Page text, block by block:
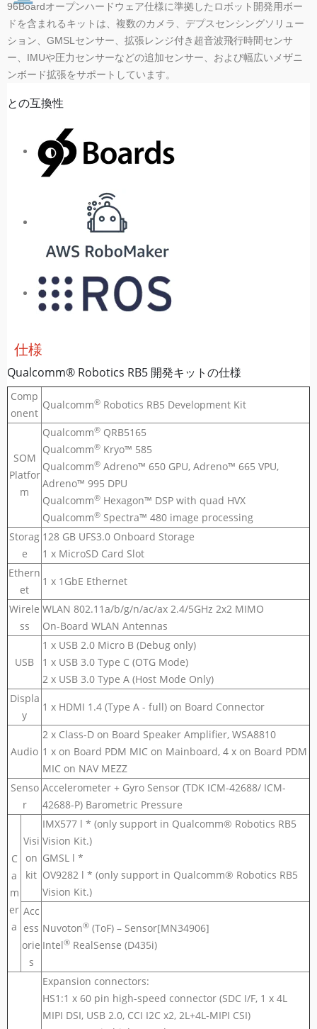
96Boardオープンハードウェア仕様に準拠したロボット開発用ボー
ドを含まれるキットは、複数のカメラ、デプスセンシングソリュー
ション、GMSLセンサー、拡張レンジ付き超音波飛行時間センサ
ー、IMUや圧力センサーなどの追加センサー、および幅広いメザニ
ンボード拡張をサポートしています。
との互換性
仕様
Qualcomm® Robotics RB5 開発キットの仕様
Comp
onent
Qualcomm® Robotics RB5 Development Kit
SOM
Platfor
m
Qualcomm® QRB5165
Qualcomm® Kryo™ 585
Qualcomm® Adreno™ 650 GPU, Adreno™ 665 VPU,
Adreno™ 995 DPU
Qualcomm® Hexagon™ DSP with quad HVX
Qualcomm® Spectra™ 480 image processing
Storag
e
128 GB UFS3.0 Onboard Storage
1 x MicroSD Card Slot
Ethern
et
1 x 1GbE Ethernet
Wirele
ss
WLAN 802.11a/b/g/n/ac/ax 2.4/5GHz 2x2 MIMO
On-Board WLAN Antennas
USB
1 x USB 2.0 Micro B (Debug only)
1 x USB 3.0 Type C (OTG Mode)
2 x USB 3.0 Type A (Host Mode Only)
Displa
y
1 x HDMI 1.4 (Type A - full) on Board Connector
Audio
2 x Class-D on Board Speaker Amplifier, WSA8810
1 x on Board PDM MIC on Mainboard, 4 x on Board PDM
MIC on NAV MEZZ
Senso
r
Accelerometer + Gyro Sensor (TDK ICM-42688/ ICM-
42688-P) Barometric Pressure
C
a
m
er
a
Visi
on
kit
IMX577 l * (only support in Qualcomm® Robotics RB5
Vision Kit.)
GMSL l *
OV9282 l * (only support in Qualcomm® Robotics RB5
Vision Kit.)
Acc
ess
orie
s
Nuvoton® (ToF) – Sensor[MN34906]
Intel® RealSense (D435i)
Expansion connectors:
HS1:1 x 60 pin high-speed connector (SDC I/F, 1 x 4L
MIPI DSI, USB 2.0, CCI I2C x2, 2L+4L-MIPI CSI)